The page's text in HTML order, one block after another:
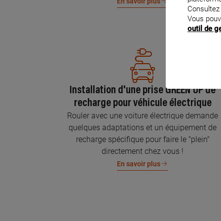
Installation d'une prise GREEN'UP de
recharge pour véhicule électrique
Rouler avec une voiture électrique demande
quelques adaptations et un équipement de
recharge spécifique pour faire le "plein"
directement chez vous !
En savoir plus
Vous
outil de